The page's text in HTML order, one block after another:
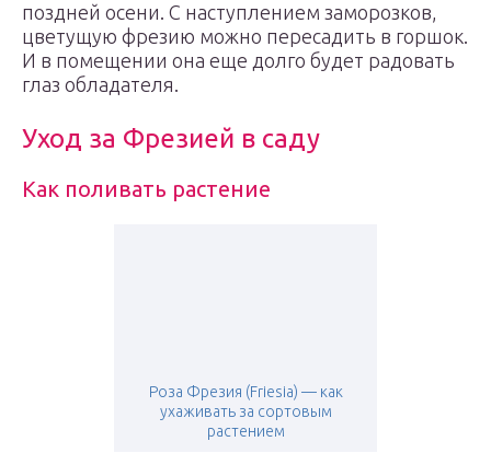
поздней осени. С наступлением заморозков,
цветущую фрезию можно пересадить в горшок.
И в помещении она еще долго будет радовать
глаз обладателя.
Уход за Фрезией в саду
Как поливать растение
Роза Фрезия (Friesia) — как
ухаживать за сортовым
растением